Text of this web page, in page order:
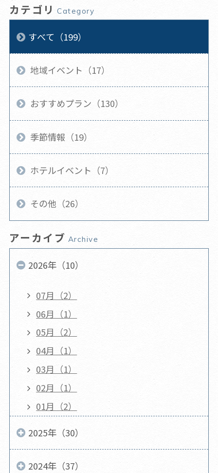
カテゴリ Category
すべて（199）
地域イベント（17）
おすすめプラン（130）
季節情報（19）
ホテルイベント（7）
その他（26）
アーカイブ Archive
2026年（10）
07月（2）
06月（1）
05月（2）
04月（1）
03月（1）
02月（1）
01月（2）
2025年（30）
2024年（37）